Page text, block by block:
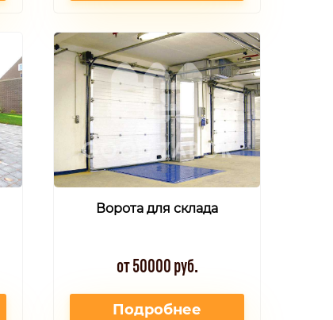
Ворота для склада
от 50000 руб.
Подробнее